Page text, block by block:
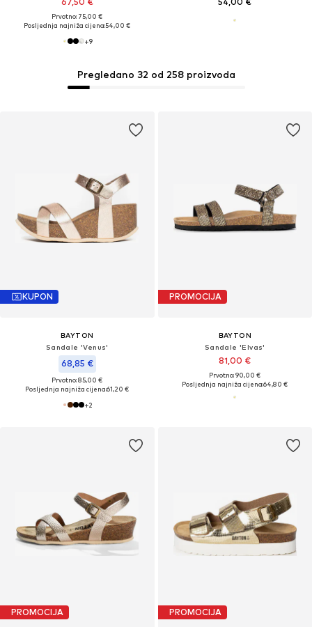
Prvotno: 75,00 €
Posljednja najniža cijena:54,00 €
+9
Pregledano 32 od 258 proizvoda
KUPON
BAYTON
Sandale 'Venus'
68,85 €
Prvotno: 85,00 €
Posljednja najniža cijena:61,20 €
+2
PROMOCIJA
BAYTON
Sandale 'Elvas'
81,00 €
Prvotno: 90,00 €
Posljednja najniža cijena:64,80 €
PROMOCIJA PROMOCIJA